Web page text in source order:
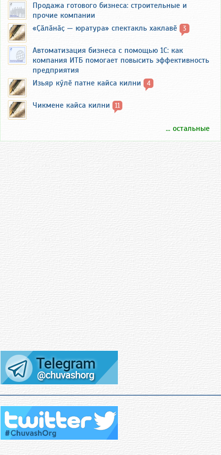
Продажа готового бизнеса: строительные и
прочие компании
«Ҫӑлӑнӑҫ — юратура» спектакль хаклавӗ
3
Автоматизация бизнеса с помощью 1С: как
компания ИТБ помогает повысить эффективность
предприятия
Изьяр кӳлӗ патне кайса килни
4
Чикмене кайса килни 11
... остальные